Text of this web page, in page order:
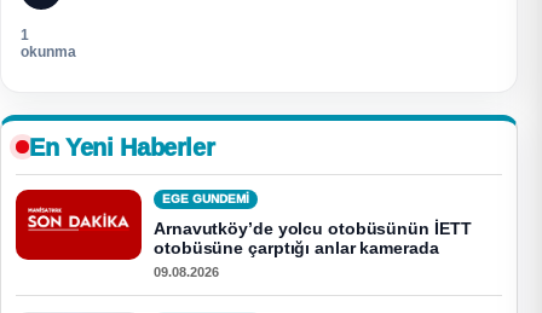
1
okunma
En Yeni Haberler
EGE GUNDEMİ
Arnavutköy’de yolcu otobüsünün İETT
otobüsüne çarptığı anlar kamerada
09.08.2026